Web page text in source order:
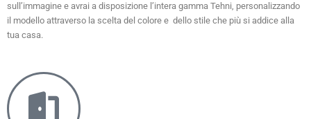
sull’immagine e avrai a disposizione l’intera gamma Tehni, personalizzando
il modello attraverso la scelta del colore e dello stile che più si addice alla
tua casa.